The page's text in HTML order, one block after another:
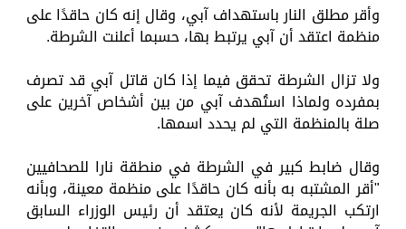
وأقر مطلق النار باستهداف آبي، وقال إنه كان حاقدًا على
منظمة اعتقد أن آبي يرتبط بها، حسبما أعلنت الشرطة.
ولا تزال الشرطة تحقق فيما إذا كان قاتل آبي قد تصرف
بمفرده ولماذا استُهدف آبي من بين أشخاص آخرين على
صلة بالمنظمة التي لم يحدد اسمها.
وقال ضابط كبير في الشرطة في منطقة نارا للصحافيين
"أقر المشتبه به بأنه كان حاقدًا على منظمة معينة، وبأنه
ارتكب الجريمة لأنه كان يعتقد أن رئيس الوزراء السابق